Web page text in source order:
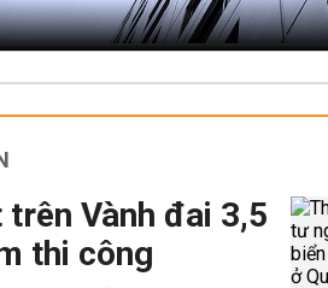
trên Vành đai 3,5
thi công